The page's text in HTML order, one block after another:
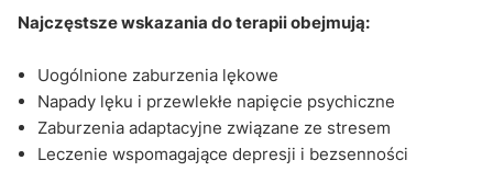
Najczęstsze wskazania do terapii obejmują:
Uogólnione zaburzenia lękowe
Napady lęku i przewlekłe napięcie psychiczne
Zaburzenia adaptacyjne związane ze stresem
Leczenie wspomagające depresji i bezsenności